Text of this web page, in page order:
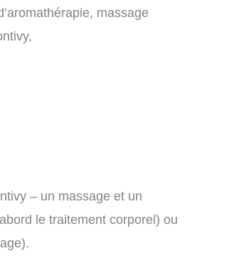
massage
– un massage et un
le traitement corporel) ou